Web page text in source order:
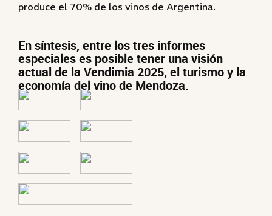
produce el 70% de los vinos de Argentina.
En síntesis, entre los tres informes
especiales es posible tener una visión
actual de la Vendimia 2025, el turismo y la
economía del vino de Mendoza.